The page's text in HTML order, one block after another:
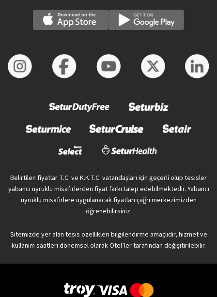
Belirtilen fiyatlar T.C. ve K.K.T.C. vatandaşları için geçerli olup tesisler
yabancı uyruklu misafirlerden fiyat farkı talep edebilmektedir. Yabancı
uyruklu misafirlere uygulanacak fiyatları çağrı merkezimizden
öğrenebilirsiniz.
Sitemizde yer alan tesis özellikleri bilgilendirme amaçlıdır, hizmet ve
kullanım saatleri dönemsel olarak Otel’ler tarafından değişitirilebilir.